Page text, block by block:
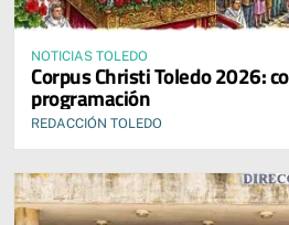
NOTICIAS TOLEDO
Corpus Christi Toledo 2026:
programación
REDACCIÓN TOLEDO